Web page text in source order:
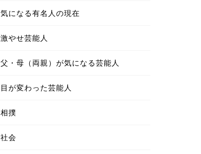
気になる有名人の現在
激やせ芸能人
父・母（両親）が気になる芸能人
目が変わった芸能人
相撲
社会